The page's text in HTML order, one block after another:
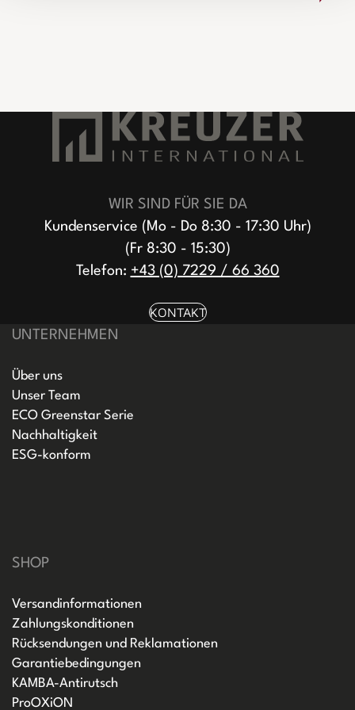
WIR SIND FÜR SIE DA
Kundenservice (Mo - Do 8:30 - 17:30 Uhr)
(Fr 8:30 - 15:30)
Telefon: +43 (0) 7229 / 66 360
KONTAKT
UNTERNEHMEN
Über uns
Unser Team
ECO Greenstar Serie
Nachhaltigkeit
ESG-konform
SHOP
Versandinformationen
Zahlungskonditionen
Rücksendungen und Reklamationen
Garantiebedingungen
KAMBA-Antirutsch
ProOXiON